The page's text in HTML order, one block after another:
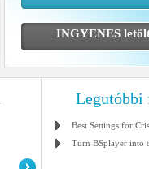
INGYENES
Legutóbbi
Best Settings for
Turn BSplayer into